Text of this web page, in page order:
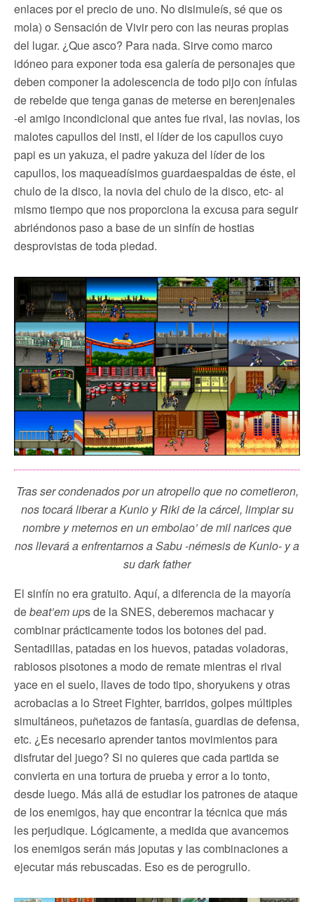
enlaces por el precio de uno. No disimuleís, sé que os
mola) o Sensación de Vivir pero con las neuras propias
del lugar. ¿Que asco? Para nada. Sirve como marco
idóneo para exponer toda esa galería de personajes que
deben componer la adolescencia de todo pijo con ínfulas
de rebelde que tenga ganas de meterse en berenjenales
-el amigo incondicional que antes fue rival, las novias, los
malotes capullos del insti, el líder de los capullos cuyo
papi es un yakuza, el padre yakuza del líder de los
capullos, los maqueadísimos guardaespaldas de éste, el
chulo de la disco, la novia del chulo de la disco, etc- al
mismo tiempo que nos proporciona la excusa para seguir
abriéndonos paso a base de un sinfín de hostias
desprovistas de toda piedad.
Tras ser condenados por un atropello que no cometieron,
nos tocará liberar a Kunio y Riki de la cárcel, limpiar su
nombre y meternos en un embolao’ de mil narices que
nos llevará a enfrentarnos a Sabu -némesis de Kunio- y a
su dark father
El sinfín no era gratuito. Aquí, a diferencia de la mayoría
debeat’em ups de la SNES, deberemos machacar y
combinar prácticamente todos los botones del pad.
Sentadillas, patadas en los huevos, patadas voladoras,
rabiosos pisotones a modo de remate mientras el rival
yace en el suelo, llaves de todo tipo, shoryukens y otras
acrobacias a lo Street Fighter, barridos, golpes múltiples
simultáneos, puñetazos de fantasía, guardias de defensa,
etc. ¿Es necesario aprender tantos movimientos para
disfrutar del juego? Si no quieres que cada partida se
convierta en una tortura de prueba y error a lo tonto,
desde luego. Más allá de estudiar los patrones de ataque
de los enemigos, hay que encontrar la técnica que más
les perjudique. Lógicamente, a medida que avancemos
los enemigos serán más joputas y las combinaciones a
ejecutar más rebuscadas. Eso es de perogrullo.